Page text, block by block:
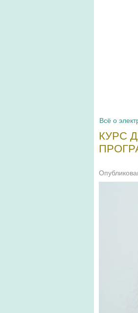
Всё о
КУРС